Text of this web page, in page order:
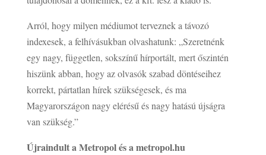
Arról, hogy milyen médiumot terveznek a távozó
indexesek, a felhívásukban olvashatunk: „Szeretnénk
egy nagy, független, sokszínű hírportált, mert őszintén
hiszünk abban, hogy az olvasók szabad döntéseihez
korrekt, pártatlan hírek szükségesek, és ma
Magyarországon nagy elérésű és nagy hatású újságra
van szükség.”
Újraindult a Metropol és a metropol.hu